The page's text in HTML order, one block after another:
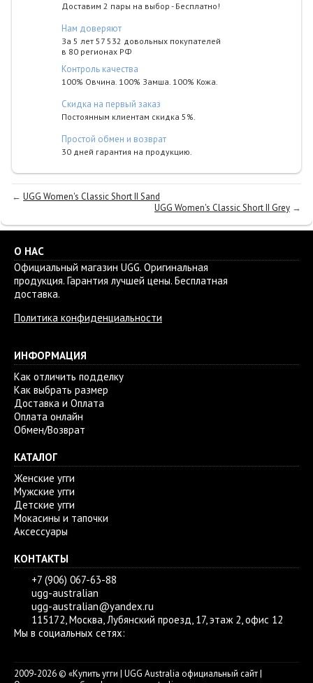
Доставим 2 пары на выбор - Бесплатно!
Нам доверяют
За 5 лет 57 532 довольных покупателей
в 80 регионах РФ
Контроль качества
100% Овчина. 100% Замша. 100% Кожа.
Cкидка на первый заказ
Постоянным клиентам скидка 5%.
Простой обмен и возврат
30 дней гарантия на продукцию.
←UGG Women's Classic Short II Sand
UGG Women's Classic Short II Grey→
О НАС
Официальный магазин UGG. Оригинальная
продукция. Гарантия лучшей цены. Бесплатная
доставка.
Политика конфиденциальности
ИНФОРМАЦИЯ
Как отличить подделку
Как выбрать размер
Доставка и Оплата
Оплата онлайн
Обмен/Возврат
КАТАЛОГ
Женские угги
Мужские угги
Детские угги
Мокасины и тапочки
Аксессуары
КОНТАКТЫ
+7 (906) 067-63-88
ugg-australian
ugg-australian@yandex.ru
115172, Москва, Лубянский проезд, 17, этаж 2, офис 12
Мы в социальных сетях:
2009-2026 © «Купить угги | UGG Australia официальный сайт |